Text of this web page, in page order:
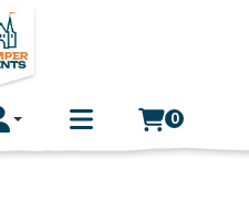
Toggle account dropdown
Toggle
mobile
0